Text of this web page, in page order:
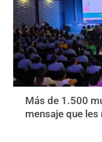
Más de 1.500
mensaje que